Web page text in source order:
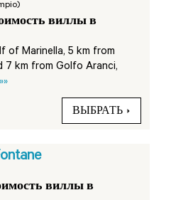
виллы в
of Marinella, 5 km from
7 km from Golfo Aranci,
»»
ВЫБРАТЬ
виллы в